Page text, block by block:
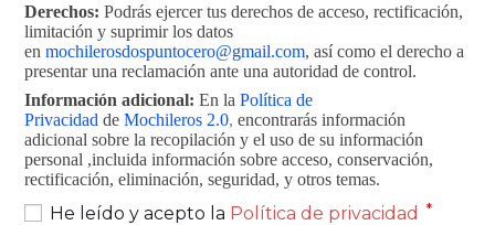
Derechos:Podrás ejercer tus derechos de acceso, rectificación,
limitación y suprimir los datos
enmochilerosdospuntocero@gmail.com, así como el derecho a
presentar una reclamación ante una autoridad de control.
Información adicional: En laPolítica de
Privacidad deMochileros 2.0, encontrarás información
adicional sobre la recopilación y el uso de su información
personal ,incluida información sobre acceso, conservación,
rectificación, eliminación, seguridad, y otros temas.
He leído y acepto la Política de privacidad *